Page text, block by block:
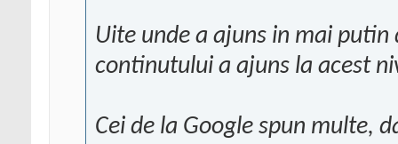
Uite unde a ajuns in mai
continutului a ajuns la acest
Cei de la Google spun multe,